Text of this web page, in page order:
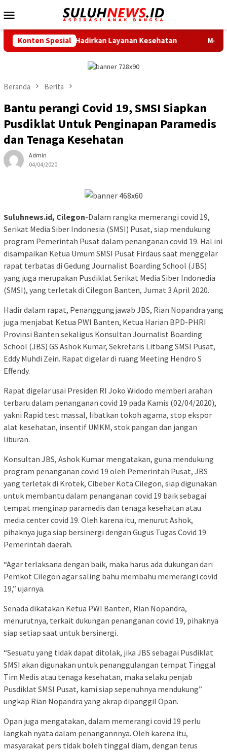
ke
Mobile
Konten Spesial
Nangka Hadirkan Layanan Kesehatan Menuju Race
Beranda Berita
Bantu perangi Covid 19, SMSI Siapkan
Pusdiklat Untuk Penginapan Paramedis
dan Tenaga Kesehatan
Admin
04/04/2020
Suluhnews.id, Cilegon-Dalam rangka memerangi covid 19,
Serikat Media Siber Indonesia (SMSI) Pusat, siap mendukung
program Pemerintah Pusat dalam penanganan covid 19. Hal ini
disampaikan Ketua Umum SMSI Pusat Firdaus saat menggelar
rapat terbatas di Gedung Journalist Boarding School (JBS)
yang juga merupakan Pusdiklat Serikat Media Siber Indonedia
(SMSI), yang terletak di Cilegon Banten, Jumat 3 April 2020.
Hadir dalam rapat, Penanggungjawab JBS, Rian Nopandra yang
juga menjabat Ketua PWI Banten, Ketua Harian BPD-PHRI
Provinsi Banten sekaligus Konsultan Journalist Boarding
School (JBS) GS Ashok Kumar, Sekretaris Litbang SMSI Pusat,
Eddy Muhdi Zein. Rapat digelar di ruang Meeting Hendro S
Effendy.
Rapat digelar usai Presiden RI Joko Widodo memberi arahan
terbaru dalam penanganan covid 19 pada Kamis (02/04/2020),
yakni Rapid test massal, libatkan tokoh agama, stop ekspor
alat kesehatan, insentif UMKM, stok pangan dan jangan
liburan.
Konsultan JBS, Ashok Kumar mengatakan, guna mendukung
program penanganan covid 19 oleh Pemerintah Pusat, JBS
yang terletak di Krotek, Cibeber Kota Cilegon, siap digunakan
untuk membantu dalam penanganan covid 19 baik sebagai
tempat menginap paramedis dan tenaga kesehatan atau
media center covid 19. Oleh karena itu, menurut Ashok,
pihaknya juga siap bersinergi dengan Gugus Tugas Covid 19
Pemerintah daerah.
“Agar terlaksana dengan baik, maka harus ada dukungan dari
Pemkot Cilegon agar saling bahu membahu memerangi covid
19,” ujarnya.
Senada dikatakan Ketua PWI Banten, Rian Nopandra,
menurutnya, terkait dukungan penanganan covid 19, pihaknya
siap setiap saat untuk bersinergi.
“Sesuatu yang tidak dapat ditolak, jika JBS sebagai Pusdiklat
SMSI akan digunakan untuk penanggulangan tempat Tinggal
Tim Medis atau tenaga kesehatan, maka selaku penjab
Pusdiklat SMSI Pusat, kami siap sepenuhnya mendukung”
ungkap Rian Nopandra yang akrap dipanggil Opan.
Opan juga mengatakan, dalam memerangi covid 19 perlu
langkah nyata dalam penangannnya. Oleh karena itu,
masyarakat pers tidak boleh tinggal diam, dengan terus